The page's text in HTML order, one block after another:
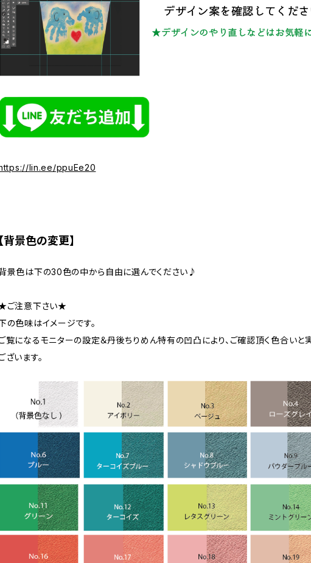
lin.ee/ppuEe20
【背景色の変更】
景色は下の30色の中から自由に選んでください♪
ご注意下さい★
の色味はイメージです。
覧になるモニターの設定＆丹後ちりめん特有の凹凸により、ご確認頂く色合い
ざいます。